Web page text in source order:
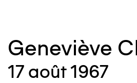
Geneviève
17 août 1967